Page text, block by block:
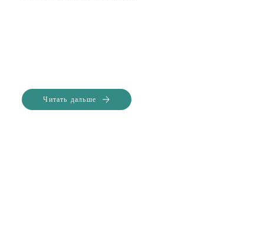
Читать дальше